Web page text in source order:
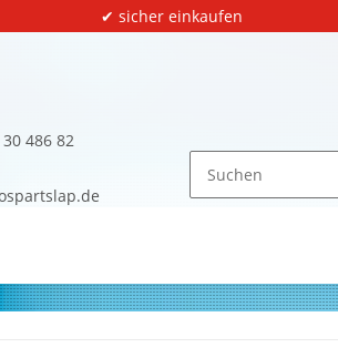
✔ sicher einkaufen
486 82